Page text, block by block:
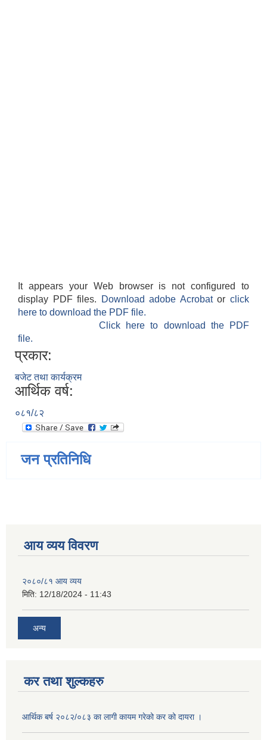
It appears your Web browser is not configured to
display PDF files.
Download adobe Acrobatorclick
here to download the PDF file.
Click here to download the PDF
file.
प्रकार:
बजेट तथा कार्यक्रम
आर्थिक वर्ष:
०८१/८२
जन प्रतिनिधि
आय व्यय विवरण
२०८०/८१ आय व्यय
मिति: 12/18/2024 - 11:43
अन्य
कर तथा शुल्कहरु
आर्थिक बर्ष २०८२/०८३ का लागी कायम गरेको कर को दायरा ।